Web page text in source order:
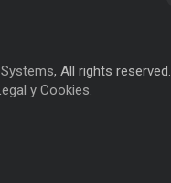
, All rights reserved.
y Cookies.